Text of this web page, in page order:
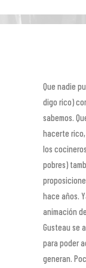
Que nadie
digo rico)
sabemos.
hacerte
los
pobres)
hace años.
animación
Gusteau se
para poder
generan.